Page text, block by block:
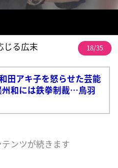
じる広末 18/35
田アキ子を怒らせた芸能
和には鉄拳制裁…鳥羽
ンツが続きます